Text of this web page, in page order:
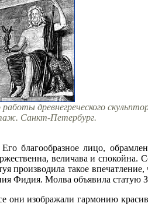
древнегреческого
Санкт-Петербург.
благообразное лицо,
величава и спокойна.
производила такое
Фидия. Молва объявила статую
они изображали гармонию